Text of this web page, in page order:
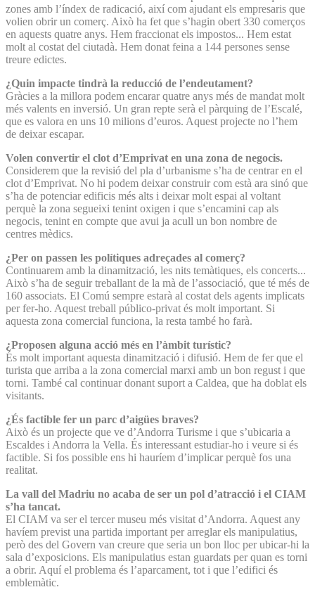
zones amb l’índex de radicació, així com ajudant els empresaris que
volien obrir un comerç. Això ha fet que s’hagin obert 330 comerços
en aquests quatre anys. Hem fraccionat els impostos... Hem estat
molt al costat del ciutadà. Hem donat feina a 144 persones sense
treure edictes.
¿Quin impacte tindrà la reducció de l’endeutament?
Gràcies a la millora podem encarar quatre anys més de mandat molt
més valents en inversió. Un gran repte serà el pàrquing de l’Escalé,
que es valora en uns 10 milions d’euros. Aquest projecte no l’hem
de deixar escapar.
Volen convertir el clot d’Emprivat en una zona de negocis.
Considerem que la revisió del pla d’urbanisme s’ha de centrar en el
clot d’Emprivat. No hi podem deixar construir com està ara sinó que
s’ha de potenciar edificis més alts i deixar molt espai al voltant
perquè la zona segueixi tenint oxigen i que s’encamini cap als
negocis, tenint en compte que avui ja acull un bon nombre de
centres mèdics.
¿Per on passen les polítiques adreçades al comerç?
Continuarem amb la dinamització, les nits temàtiques, els concerts...
Això s’ha de seguir treballant de la mà de l’associació, que té més de
160 associats. El Comú sempre estarà al costat dels agents implicats
per fer-ho. Aquest treball público-privat és molt important. Si
aquesta zona comercial funciona, la resta també ho farà.
¿Proposen alguna acció més en l’àmbit turístic?
És molt important aquesta dinamització i difusió. Hem de fer que el
turista que arriba a la zona comercial marxi amb un bon regust i que
torni. També cal continuar donant suport a Caldea, que ha doblat els
visitants.
¿És factible fer un parc d’aigües braves?
Això és un projecte que ve d’Andorra Turisme i que s’ubicaria a
Escaldes i Andorra la Vella. És interessant estudiar-ho i veure si és
factible. Si fos possible ens hi hauríem d’implicar perquè fos una
realitat.
La vall del Madriu no acaba de ser un pol d’atracció i el CIAM
s’ha tancat.
El CIAM va ser el tercer museu més visitat d’Andorra. Aquest any
havíem previst una partida important per arreglar els manipulatius,
però des del Govern van creure que seria un bon lloc per ubicar-hi la
sala d’exposicions. Els manipulatius estan guardats per quan es torni
a obrir. Aquí el problema és l’aparcament, tot i que l’edifici és
emblemàtic.